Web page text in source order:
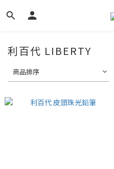
利百代 LIBERTY
商品排序